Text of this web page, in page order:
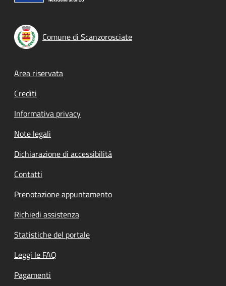
Comune di Scanzorosciate
Footer menu
Area riservata
Crediti
Informativa privacy
Note legali
Dichiarazione di accessibilità
Contatti
Prenotazione appuntamento
Richiedi assistenza
Statistiche del portale
Leggi le FAQ
Pagamenti